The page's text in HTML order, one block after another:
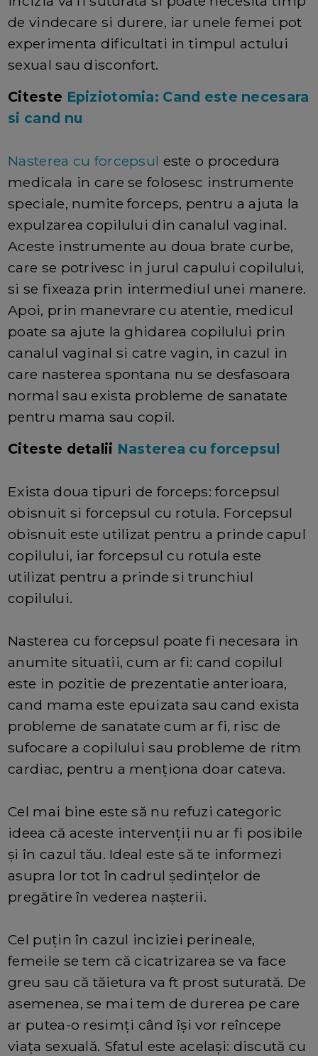
de vindecare si durere, iar unele femei pot
experimenta dificultati in timpul actului
sexual sau disconfort.
Citeste Epiziotomia: Cand este necesara
si cand nu
Nasterea cu forcepsul este o procedura
medicala in care se folosesc instrumente
speciale, numite forceps, pentru a ajuta la
expulzarea copilului din canalul vaginal.
Aceste instrumente au doua brate curbe,
care se potrivesc in jurul capului copilului,
si se fixeaza prin intermediul unei manere.
Apoi, prin manevrare cu atentie, medicul
poate sa ajute la ghidarea copilului prin
canalul vaginal si catre vagin, in cazul in
care nasterea spontana nu se desfasoara
normal sau exista probleme de sanatate
pentru mama sau copil.
Citeste detalii Nasterea cu forcepsul
Exista doua tipuri de forceps: forcepsul
obisnuit si forcepsul cu rotula. Forcepsul
obisnuit este utilizat pentru a prinde capul
copilului, iar forcepsul cu rotula este
utilizat pentru a prinde si trunchiul
copilului.
Nasterea cu forcepsul poate fi necesara in
anumite situatii, cum ar fi: cand copilul
este in pozitie de prezentatie anterioara,
cand mama este epuizata sau cand exista
probleme de sanatate cum ar fi, risc de
sufocare a copilului sau probleme de ritm
cardiac, pentru a menționa doar cateva.
Cel mai bine este să nu refuzi categoric
ideea că aceste intervenţii nu ar fi posibile
şi în cazul tău. Ideal este să te informezi
asupra lor tot în cadrul şedinţelor de
pregătire în vederea naşterii.
Cel puţin în cazul inciziei perineale,
femeile se tem că cicatrizarea se va face
greu sau că tăietura va ft prost suturată. De
asemenea, se mai tem de durerea pe care
ar putea-o resimţi când îşi vor reîncepe
viaţa sexuală. Sfatul este acelaşi: discută cu